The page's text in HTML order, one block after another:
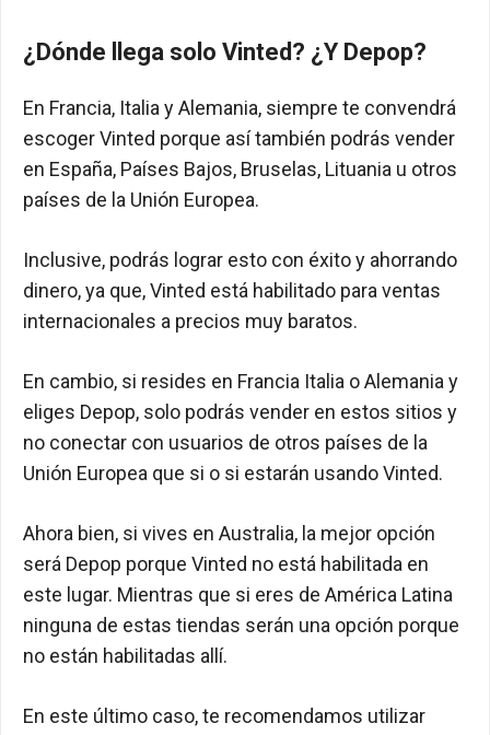
¿Dónde llega solo Vinted? ¿Y Depop?
En Francia, Italia y Alemania, siempre te convendrá
escoger Vinted porque así también podrás vender
en España, Países Bajos, Bruselas, Lituania u otros
países de la Unión Europea.
Inclusive, podrás lograr esto con éxito y ahorrando
dinero, ya que, Vinted está habilitado para ventas
internacionales a precios muy baratos.
En cambio, si resides en Francia Italia o Alemania y
eliges Depop, solo podrás vender en estos sitios y
no conectar con usuarios de otros países de la
Unión Europea que si o si estarán usando Vinted.
Ahora bien, si vives en Australia, la mejor opción
será Depop porque Vinted no está habilitada en
este lugar. Mientras que si eres de América Latina
ninguna de estas tiendas serán una opción porque
no están habilitadas allí.
En este último caso, te recomendamos utilizar